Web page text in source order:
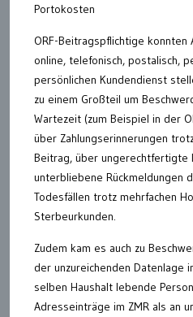
Portokosten
ORF-Beitragspflichtige konnten
online, telefonisch, postalisch,
persönlichen Kundendienst
zu einem Großteil um
Wartezeit (zum Beispiel in der
über Zahlungserinnerungen
Beitrag, über ungerechtfertigte
unterbliebene Rückmeldungen
Todesfällen trotz mehrfachen
Sterbeurkunden.
Zudem kam es auch zu
der unzureichenden Datenlage
selben Haushalt lebende
Adresseinträge im ZMR als an